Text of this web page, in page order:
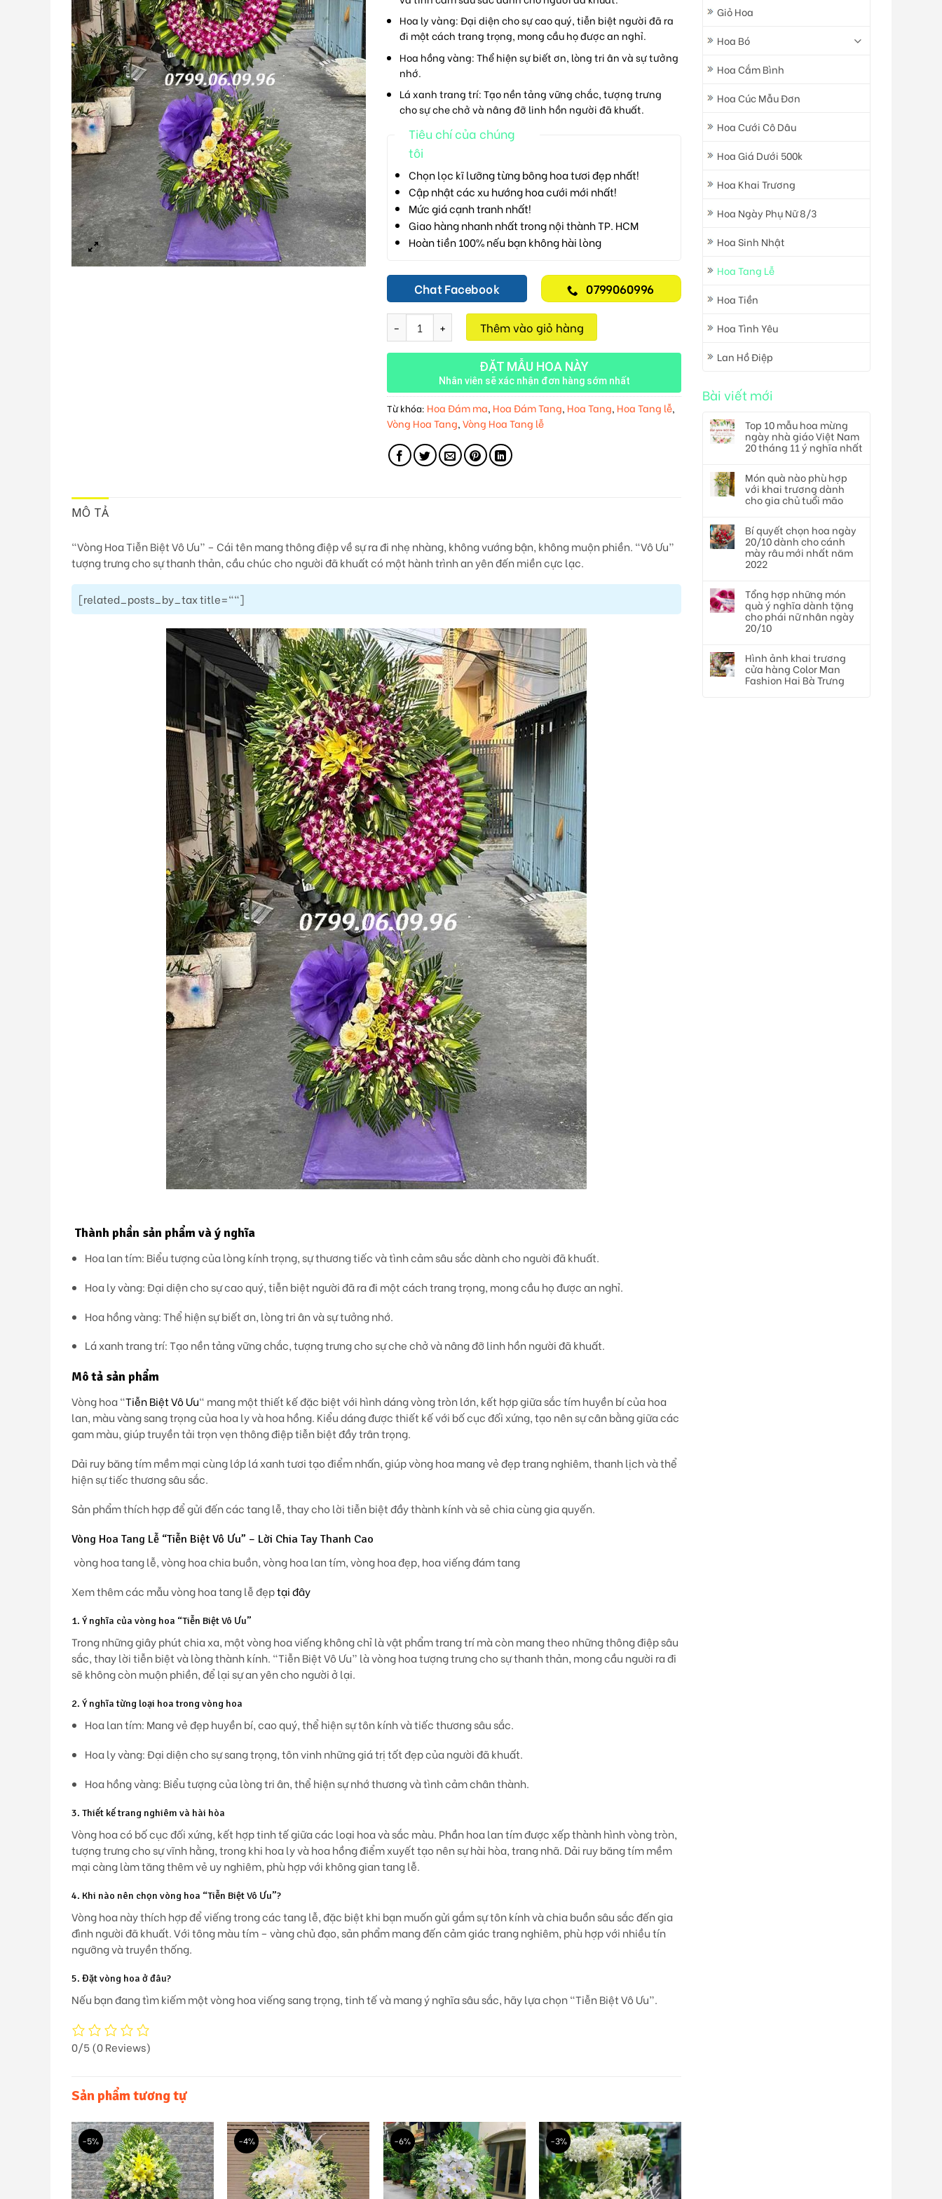
Giỏ Hoa
Hoa Bó
Hoa Cắm Bình
Hoa Cúc Mẫu Đơn
Hoa Cưới Cô Dâu
Hoa Giá Dưới 500k
Hoa Khai Trương
Hoa Ngày Phụ Nữ 8/3
Hoa Sinh Nhật
Hoa Tang Lễ
Hoa Tiền
Hoa Tình Yêu
Lan Hồ Điệp
Bài viết mới
Top 10 mẫu hoa mừng
ngày nhà giáo Việt Nam
20 tháng 11 ý nghĩa nhất
Món quà nào phù hợp
với khai trương dành
cho gia chủ tuổi mão
Bí quyết chọn hoa ngày
20/10 dành cho cánh
mày râu mới nhất năm
2022
Tổng hợp những món
quà ý nghĩa dành tặng
cho phái nữ nhân ngày
20/10
Hình ảnh khai trương
cửa hàng Color Man
Fashion Hai Bà Trưng
Hoa ly vàng: Đại diện cho sự cao quý, tiễn biệt người đã ra
đi một cách trang trọng, mong cầu họ được an nghỉ.
Hoa hồng vàng: Thể hiện sự biết ơn, lòng tri ân và sự tưởng
nhớ.
Lá xanh trang trí: Tạo nền tảng vững chắc, tượng trưng
cho sự che chở và nâng đỡ linh hồn người đã khuất.
Tiêu chí của chúng
tôi
Chọn lọc kĩ lưỡng từng bông hoa tươi đẹp nhất!
Cập nhật các xu hướng hoa cưới mới nhất!
Mức giá cạnh tranh nhất!
Giao hàng nhanh nhất trong nội thành TP. HCM
Hoàn tiền 100% nếu bạn không hài lòng
Chat Facebook 0799060996
Tiễn Biệt Vô Ưu M131 số lượngThêm vào giỏ hàng
ĐẶT MẪU HOA NÀY
Nhân viên sẽ xác nhận đơn hàng sớm nhất
Từ khóa: Hoa Đám ma, Hoa Đám Tang, Hoa Tang, Hoa Tang lễ,
Vòng Hoa Tang, Vòng Hoa Tang lễ
MÔ TẢ
“Vòng Hoa Tiễn Biệt Vô Ưu” – Cái tên mang thông điệp về sự ra đi nhẹ nhàng, không vướng bận, không muộn phiền. “Vô Ưu”
tượng trưng cho sự thanh thản, cầu chúc cho người đã khuất có một hành trình an yên đến miền cực lạc.
[related_posts_by_tax title=""]
Thành phần sản phẩm và ý nghĩa
Hoa lan tím: Biểu tượng của lòng kính trọng, sự thương tiếc và tình cảm sâu sắc dành cho người đã khuất.
Hoa ly vàng: Đại diện cho sự cao quý, tiễn biệt người đã ra đi một cách trang trọng, mong cầu họ được an nghỉ.
Hoa hồng vàng: Thể hiện sự biết ơn, lòng tri ân và sự tưởng nhớ.
Lá xanh trang trí: Tạo nền tảng vững chắc, tượng trưng cho sự che chở và nâng đỡ linh hồn người đã khuất.
Mô tả sản phẩm
Vòng hoa“Tiễn Biệt Vô Ưu“ mang một thiết kế đặc biệt với hình dáng vòng tròn lớn, kết hợp giữa sắc tím huyền bí của hoa
lan, màu vàng sang trọng của hoa ly và hoa hồng. Kiểu dáng được thiết kế với bố cục đối xứng, tạo nên sự cân bằng giữa các
gam màu, giúp truyền tải trọn vẹn thông điệp tiễn biệt đầy trân trọng.
Dải ruy băng tím mềm mại cùng lớp lá xanh tươi tạo điểm nhấn, giúp vòng hoa mang vẻ đẹp trang nghiêm, thanh lịch và thể
hiện sự tiếc thương sâu sắc.
Sản phẩm thích hợp để gửi đến các tang lễ, thay cho lời tiễn biệt đầy thành kính và sẻ chia cùng gia quyến.
Vòng Hoa Tang Lễ “Tiễn Biệt Vô Ưu” – Lời Chia Tay Thanh Cao
vòng hoa tang lễ, vòng hoa chia buồn, vòng hoa lan tím, vòng hoa đẹp, hoa viếng đám tang
Xem thêm các mẫu vòng hoa tang lễ đẹptại đây
1. Ý nghĩa của vòng hoa “Tiễn Biệt Vô Ưu”
Trong những giây phút chia xa, một vòng hoa viếng không chỉ là vật phẩm trang trí mà còn mang theo những thông điệp sâu
sắc, thay lời tiễn biệt và lòng thành kính. “Tiễn Biệt Vô Ưu” là vòng hoa tượng trưng cho sự thanh thản, mong cầu người ra đi
sẽ không còn muộn phiền, để lại sự an yên cho người ở lại.
2. Ý nghĩa từng loại hoa trong vòng hoa
Hoa lan tím: Mang vẻ đẹp huyền bí, cao quý, thể hiện sự tôn kính và tiếc thương sâu sắc.
Hoa ly vàng: Đại diện cho sự sang trọng, tôn vinh những giá trị tốt đẹp của người đã khuất.
Hoa hồng vàng: Biểu tượng của lòng tri ân, thể hiện sự nhớ thương và tình cảm chân thành.
3. Thiết kế trang nghiêm và hài hòa
Vòng hoa có bố cục đối xứng, kết hợp tinh tế giữa các loại hoa và sắc màu. Phần hoa lan tím được xếp thành hình vòng tròn,
tượng trưng cho sự vĩnh hằng, trong khi hoa ly và hoa hồng điểm xuyết tạo nên sự hài hòa, trang nhã. Dải ruy băng tím mềm
mại càng làm tăng thêm vẻ uy nghiêm, phù hợp với không gian tang lễ.
4. Khi nào nên chọn vòng hoa “Tiễn Biệt Vô Ưu”?
Vòng hoa này thích hợp để viếng trong các tang lễ, đặc biệt khi bạn muốn gửi gắm sự tôn kính và chia buồn sâu sắc đến gia
đình người đã khuất. Với tông màu tím – vàng chủ đạo, sản phẩm mang đến cảm giác trang nghiêm, phù hợp với nhiều tín
ngưỡng và truyền thống.
5. Đặt vòng hoa ở đâu?
Nếu bạn đang tìm kiếm một vòng hoa viếng sang trọng, tinh tế và mang ý nghĩa sâu sắc, hãy lựa chọn“Tiễn Biệt Vô Ưu”.
0/5(0 Reviews)
Sản phẩm tương tự
-5% -4% -6% -3%